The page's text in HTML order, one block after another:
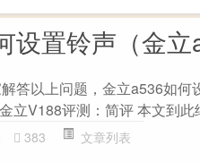
置铃声（金立
答以上问题，金立a536如
立V188评测：简评 本文到此
383 文章列表